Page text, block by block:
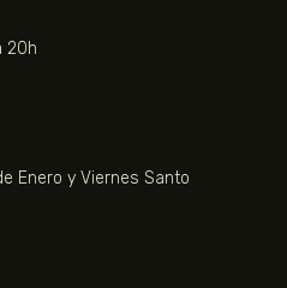
20h
Enero y Viernes Santo